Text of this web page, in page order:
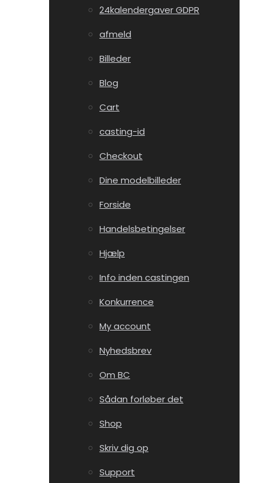
24kalendergaver GDPR
afmeld
Billeder
Blog
Cart
casting-id
Checkout
Dine modelbilleder
Forside
Handelsbetingelser
Hjælp
Info inden castingen
Konkurrence
My account
Nyhedsbrev
Om BC
Sådan forløber det
Shop
Skriv dig op
Support